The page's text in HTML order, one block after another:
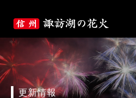
更新情報